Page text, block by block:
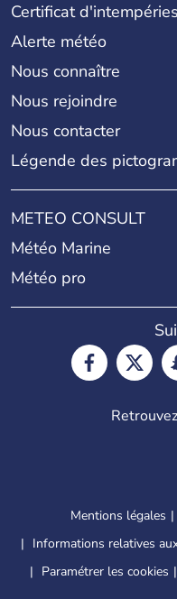
Certificat d'intempéries
Alerte météo
Nous connaître
Nous rejoindre
Nous contacter
Légende des
METEO CONSULT
Météo Marine
Météo pro
Mentions légales
Informations relatives
Paramétrer les cookies